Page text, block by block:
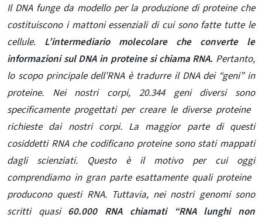
Il DNA funge da modello per la produzione di proteine ​​che
costituiscono i mattoni essenziali di cui sono fatte tutte le
cellule. L’intermediario molecolare che converte le
informazioni sul DNA in proteine ​​si chiama RNA. Pertanto,
lo scopo principale dell’RNA è tradurre il DNA dei “geni” in
proteine. Nei nostri corpi, 20.344 geni diversi sono
specificamente progettati per creare le diverse proteine ​​
richieste dai nostri corpi. La maggior parte di questi
cosiddetti RNA che codificano proteine ​​sono stati mappati
dagli scienziati. Questo è il motivo per cui oggi
comprendiamo in gran parte esattamente quali proteine ​​
producono questi RNA. Tuttavia, nei nostri genomi sono
scritti quasi 60.000 RNA chiamati “RNA lunghi non